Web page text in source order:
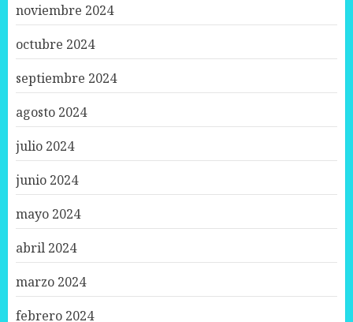
noviembre 2024
octubre 2024
septiembre 2024
agosto 2024
julio 2024
junio 2024
mayo 2024
abril 2024
marzo 2024
febrero 2024